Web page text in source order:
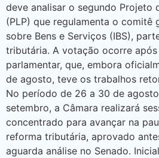
deve analisar o segundo Projeto
(PLP) que regulamenta o comitê
sobre Bens e Serviços (IBS),
tributária. A votação ocorre após
parlamentar, que, embora
de agosto, teve os trabalhos
No período de 26 a 30 de
setembro, a Câmara realizará
concentrado para avançar na
reforma tributária, aprovado
aguarda análise no Senado.